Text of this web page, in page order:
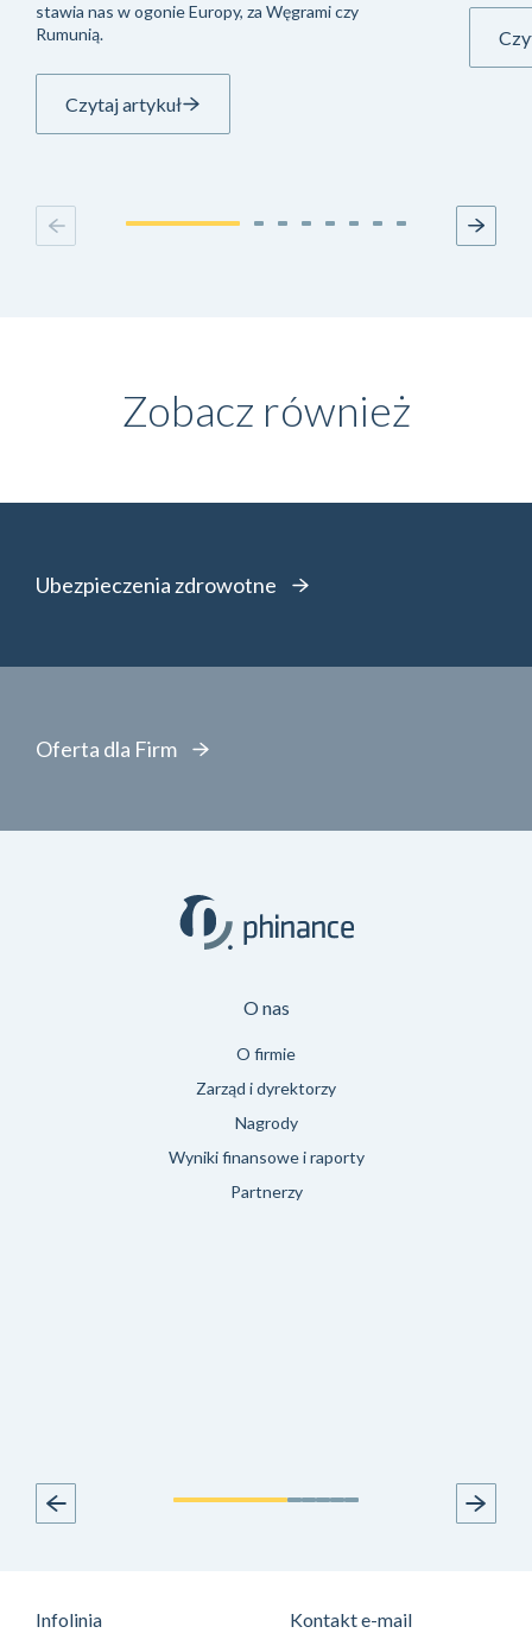
Zobacz również
Ubezpieczenia zdrowotne
Oferta dla Firm
O nas
O firmie
Zarząd i dyrektorzy
Nagrody
Wyniki finansowe i raporty
Partnerzy
Infolinia Kontakt e-mail